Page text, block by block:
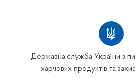
Державна служба України з
харчових продуктів та